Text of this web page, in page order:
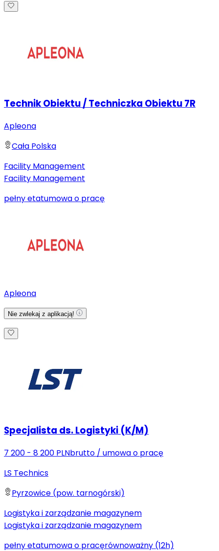
Technik Obiektu / Techniczka Obiektu 7R
Apleona
Cała Polska
Facility Management
Facility Management
pełny etatumowa o pracę
Apleona
Nie zwlekaj z aplikacją!
Specjalista ds. Logistyki (K/M)
7 200 - 8 200 PLNbrutto / umowa o pracę
LS Technics
Pyrzowice (pow. tarnogórski)
Logistyka i zarządzanie magazynem
Logistyka i zarządzanie magazynem
pełny etatumowa o pracęrównoważny (12h)